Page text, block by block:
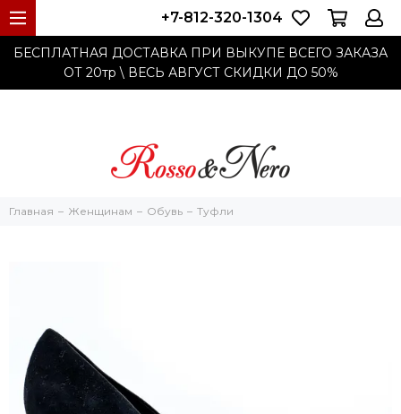
БЕСПЛАТНАЯ ДОСТАВКА ПРИ ВЫКУПЕ ВСЕГО ЗАКАЗА
ОТ 20тр \ ВЕСЬ АВГУСТ СКИДКИ ДО 50%
+7-812-320-1304
Главная Женщинам Обувь Туфли